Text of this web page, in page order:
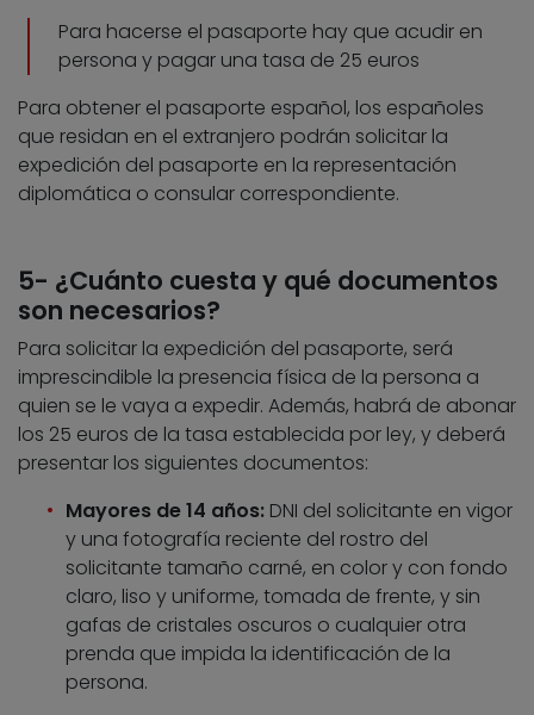
Para hacerse el pasaporte hay que acudir en
persona y pagar una tasa de 25 euros
Para obtener el pasaporte español, los españoles
que residan en el extranjero podrán solicitar la
expedición del pasaporte en la representación
diplomática o consular correspondiente.
5- ¿Cuánto cuesta y qué documentos
son necesarios?
Para solicitar la expedición del pasaporte, será
imprescindible la presencia física de la persona a
quien se le vaya a expedir. Además, habrá de abonar
los 25 euros de la tasa establecida por ley, y deberá
presentar los siguientes documentos:
Mayores de 14 años: DNI del solicitante en vigor
y una fotografía reciente del rostro del
solicitante tamaño carné, en color y con fondo
claro, liso y uniforme, tomada de frente, y sin
gafas de cristales oscuros o cualquier otra
prenda que impida la identificación de la
persona.